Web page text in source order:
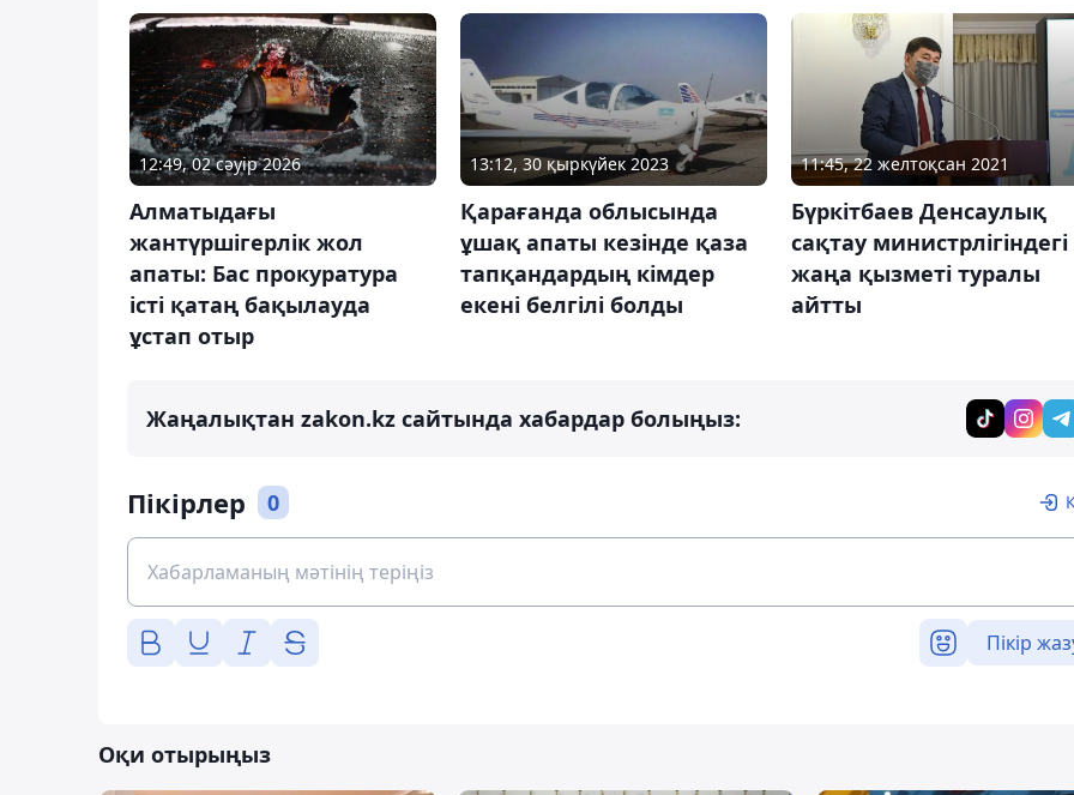
12:49, 02 сәуір 2026
Алматыдағы
жантүршігерлік жол
апаты: Бас прокуратура
істі қатаң бақылауда
ұстап отыр
13:12, 30 қыркүйек 2023
Қарағанда облысында
ұшақ апаты кезінде қаза
тапқандардың кімдер
екені белгілі болды
11:45, 22 желтоқсан 2021
Бүркітбаев Денсаулық
сақтау министрлігіндегі
жаңа қызметі туралы
айтты
Жаңалықтан zakon.kz сайтында хабардар болыңыз:
Пікірлер 0
Пікір
Оқи отырыңыз